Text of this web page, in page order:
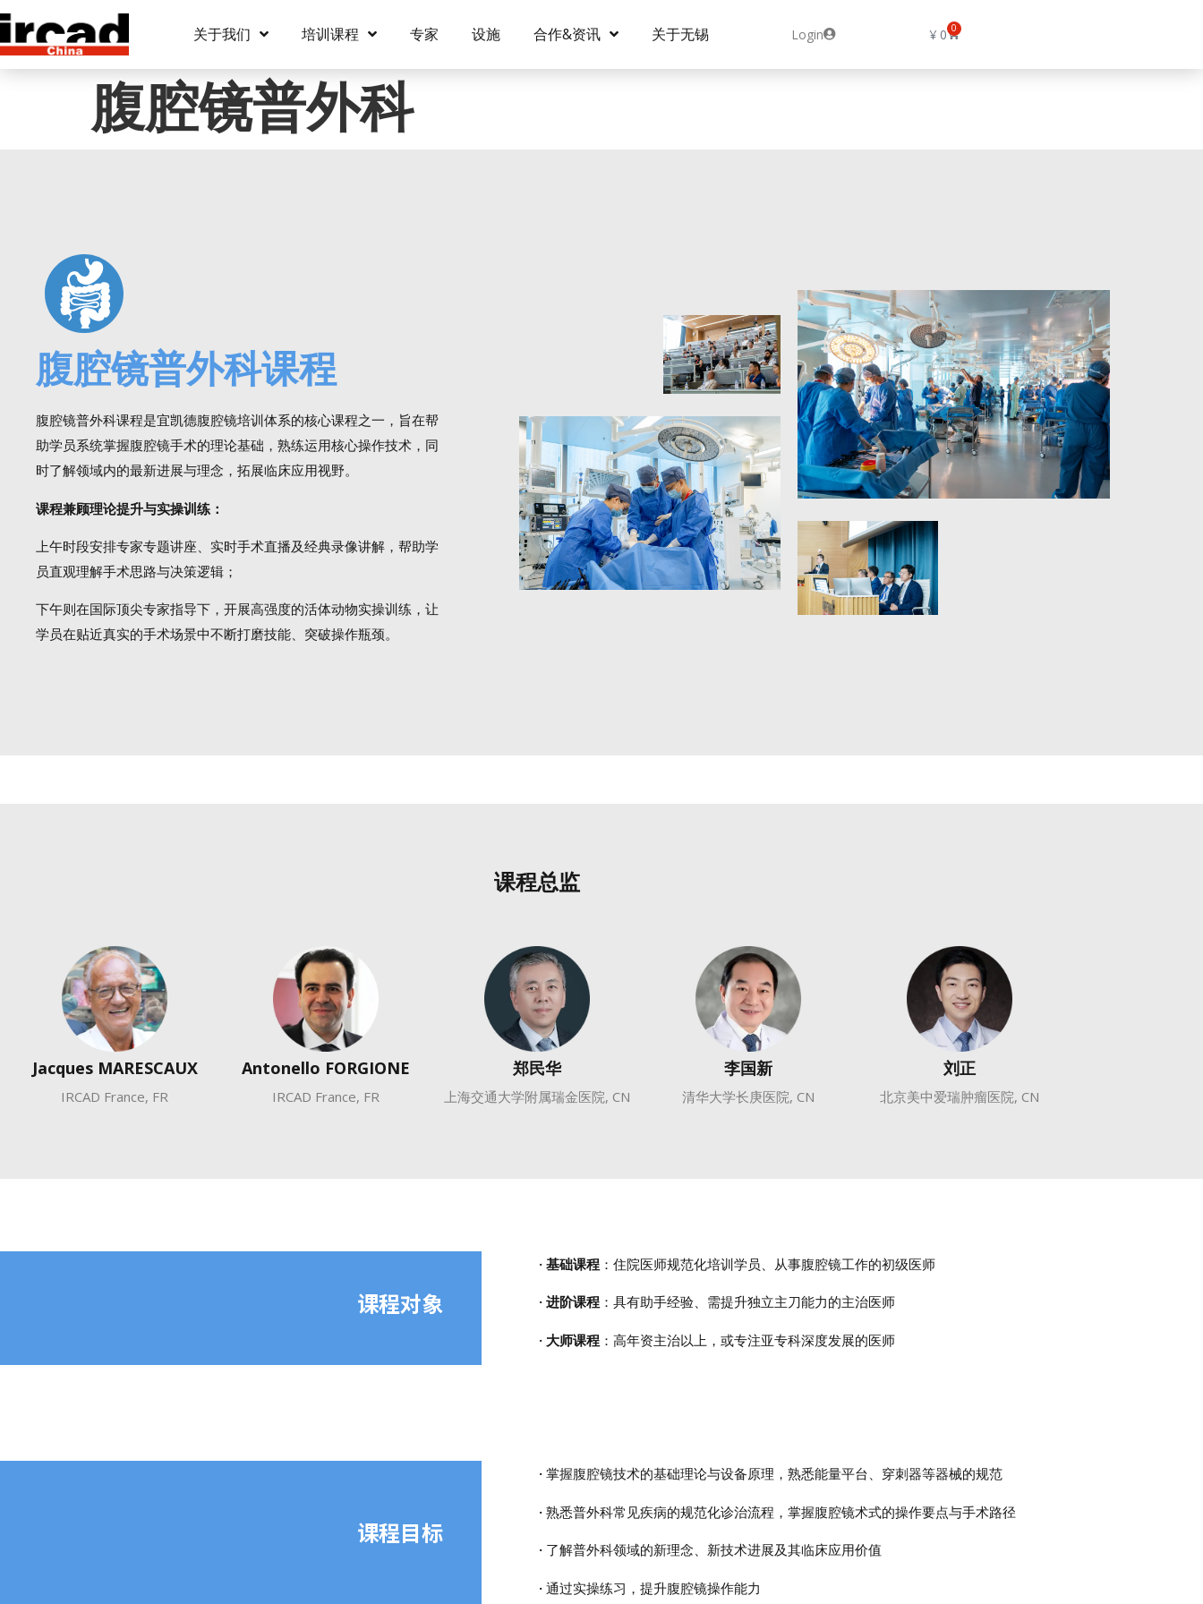
关于我们 培训课程 专家 设施 合作&资讯 关于无锡 Login ¥ 0 0
腹腔镜普外科
腹腔镜普外科课程
腹腔镜普外科课程是宜凯德腹腔镜培训体系的核心课程之一，旨在帮
助学员系统掌握腹腔镜手术的理论基础，熟练运用核心操作技术，同
时了解领域内的最新进展与理念，拓展临床应用视野。
课程兼顾理论提升与实操训练：
上午时段安排专家专题讲座、实时手术直播及经典录像讲解，帮助学
员直观理解手术思路与决策逻辑；
下午则在国际顶尖专家指导下，开展高强度的活体动物实操训练，让
学员在贴近真实的手术场景中不断打磨技能、突破操作瓶颈。
课程总监
Jacques MARESCAUX
IRCAD France, FR
Antonello FORGIONE
IRCAD France, FR
郑民华
上海交通大学附属瑞金医院, CN
李国新
清华大学长庚医院, CN
刘正
北京美中爱瑞肿瘤医院, CN
课程对象
· 基础课程 ：住院医师规范化培训学员、从事腹腔镜工作的初级医师
· 进阶课程 ：具有助手经验、需提升独立主刀能力的主治医师
· 大师课程 ：高年资主治以上，或专注亚专科深度发展的医师
课程目标
·掌握腹腔镜技术的基础理论与设备原理，熟悉能量平台、穿刺器等器械的规范
·熟悉普外科常见疾病的规范化诊治流程，掌握腹腔镜术式的操作要点与手术路径
· 了解普外科领域的新理念、新技术进展及其临床应用价值
·通过实操练习，提升腹腔镜操作能力